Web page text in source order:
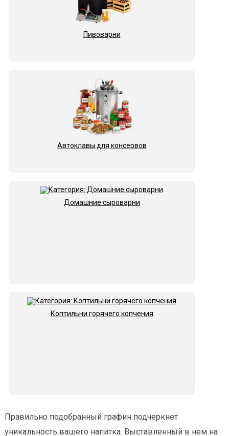
Пивоварни
Автоклавы для консервов
Домашние сыроварни
Коптильни горячего копчения
Правильно подобранный графин подчеркнет
уникальность вашего напитка. Выставленный в нем на